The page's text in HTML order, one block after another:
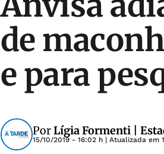
de
e para
PorLígia Formenti |
15/10/2019 - 16:02 h | Atualizada em